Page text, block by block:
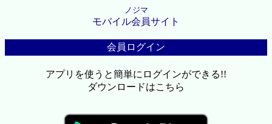
ノジマ
モバイル会員サイト
会員ログイン
アプリを使うと簡単にログインができる!!
ダウンロードはこちら